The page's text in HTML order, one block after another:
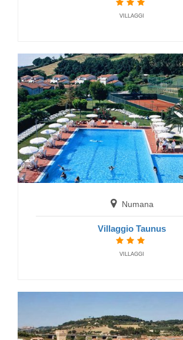
FERIENDORF
Fermo
Camping Village Girasole
Porto Sant'Elpidio
VILLAGGI
Numana
Villaggio Taunus
VILLAGGI